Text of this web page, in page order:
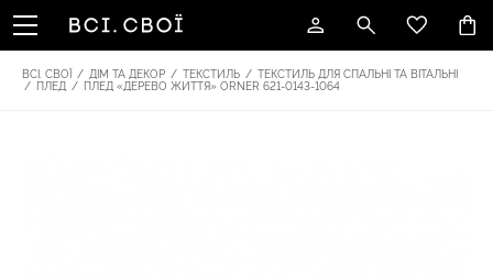
ВСІ. СВОЇ / ДІМ ТА ДЕКОР / ТЕКСТИЛЬ / ТЕКСТИЛЬ ДЛЯ СПАЛЬНІ ТА ВІТАЛЬНІ
/ ПЛЕД / ПЛЕД «ДЕРЕВО ЖИТТЯ» ORNER 621-0143-1064